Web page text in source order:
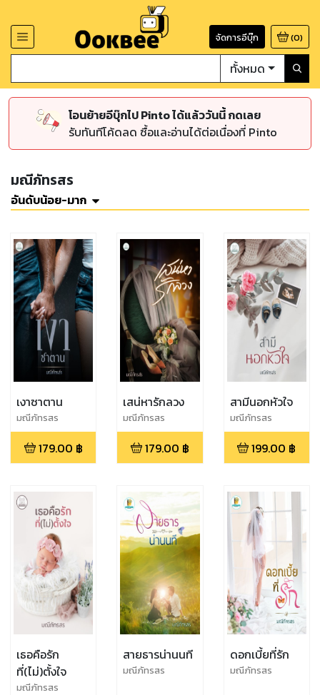
จัดการอีบุ๊ก (0)
ทั้งหมด
โอนย้ายอีบุ๊กไป Pinto ได้แล้ววันนี้ กดเลย
รับทันทีโค้ดลด ซื้อและอ่านได้ต่อเนื่องที่ Pinto
มณีภัทรสร
อันดับน้อย-มาก
เงาซาตาน
มณีภัทรสร
179.00 ฿
เสน่หารักลวง
มณีภัทรสร
179.00 ฿
สามีนอกหัวใจ
มณีภัทรสร
199.00 ฿
เธอคือรัก
ที่(ไม่)ตั้งใจ
มณีภัทรสร
สายธารน่านนที
มณีภัทรสร
ดอกเบี้ยที่รัก
มณีภัทรสร